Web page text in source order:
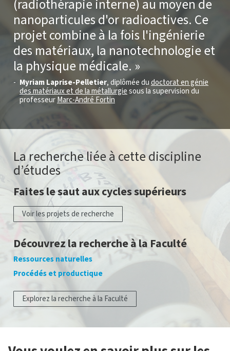
(radiothérapie interne) au moyen de
nanoparticules d'or radioactives. Ce
projet combine à la fois l'ingénierie
des matériaux, la nanotechnologie et
la physique médicale.
Myriam Laprise-Pelletier, diplômée du doctorat en génie
des matériaux et de la métallurgie sous la supervision du
professeur Marc-André Fortin
La recherche liée à cette discipline
d’études
Faites le saut aux cycles supérieurs
Voir les projets de recherche
Découvrez la recherche à la Faculté
Ressources naturelles
Procédés et productique
Explorez la recherche à la Faculté